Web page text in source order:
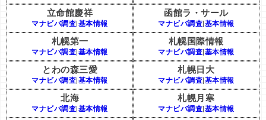
立命館慶祥
マナビバ調査|基本情報
函館ラ・サール
マナビバ調査|基本情報
札幌第一
マナビバ調査|基本情報
札幌国際情報
マナビバ調査|基本情報
とわの森三愛
マナビバ調査|基本情報
札幌日大
マナビバ調査|基本情報
北海
マナビバ調査|基本情報
札幌月寒
マナビバ調査|基本情報